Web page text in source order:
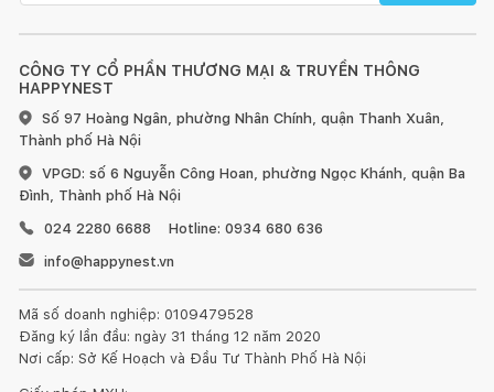
CÔNG TY CỔ PHẦN THƯƠNG MẠI & TRUYỀN THÔNG
HAPPYNEST
Số 97 Hoàng Ngân, phường Nhân Chính, quận Thanh Xuân,
Thành phố Hà Nội
VPGD: số 6 Nguyễn Công Hoan, phường Ngọc Khánh, quận Ba
Đình, Thành phố Hà Nội
024 2280 6688
Hotline: 0934 680 636
info@happynest.vn
Mã số doanh nghiệp: 0109479528
Đăng ký lần đầu: ngày 31 tháng 12 năm 2020
Nơi cấp: Sở Kế Hoạch và Đầu Tư Thành Phố Hà Nội